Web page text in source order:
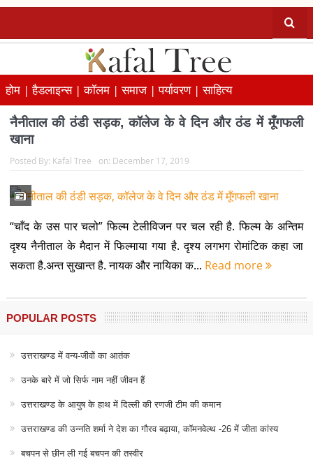
होम |हैडलाइन्स |कॉलम |समाज |पर्यावरण |साहित्य
नैनीताल की ठंडी सड़क, कॉलेज के वे दिन और ठंड में मूँगफली
खाना
Posted By: Kafal Tree on: December 17, 2019
“चाँद के उस पार चलो” फिल्म टेलीविजन पर चल रही है. फिल्म के अन्तिम
दृश्य नैनीताल के मैदान में फिल्माया गया है. दृश्य लगभग रोमांटिक कहा जा
सकता है.अन्त सुखान्त है. नायक और नायिका क... Read more
POPULAR POSTS
उत्तराखण्ड में वन्य-जीवों का आतंक
उनके बारे में जो सिर्फ नाम नहीं जीवन हैं
उत्तराखण्ड के आयुष के हाथ में दिल्ली की रणजी टीम की कमान
उत्तराखण्ड की उन्नति शर्मा ने देश का गौरव बढ़ाया, कॉमनवेल्थ -26 में जीता कांस्य
बचपन से छीन ली गई बचपन की तस्वीर